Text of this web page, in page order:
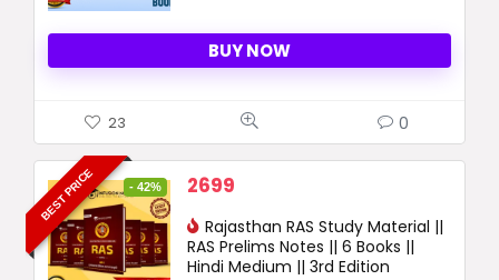
BUY NOW
23 0
BEST PRICE - 42%
Original
was:
4664 ₹.
2699
is:
2699 ₹.
Rajasthan RAS Study Material ||
RAS Prelims Notes || 6 Books ||
Hindi Medium || 3rd Edition